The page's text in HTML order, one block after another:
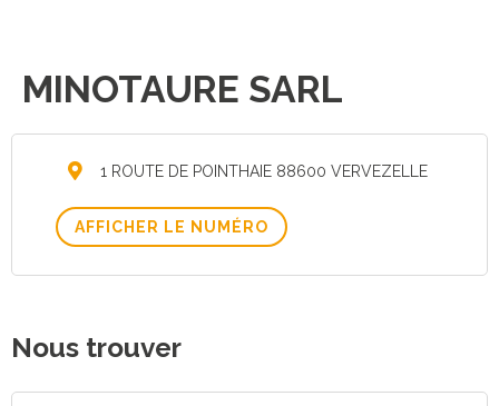
MINOTAURE SARL
1 ROUTE DE POINTHAIE 88600 VERVEZELLE
AFFICHER LE NUMÉRO
Nous trouver